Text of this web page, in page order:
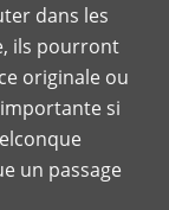
dans les
ils pourront
originale ou
si
un passage